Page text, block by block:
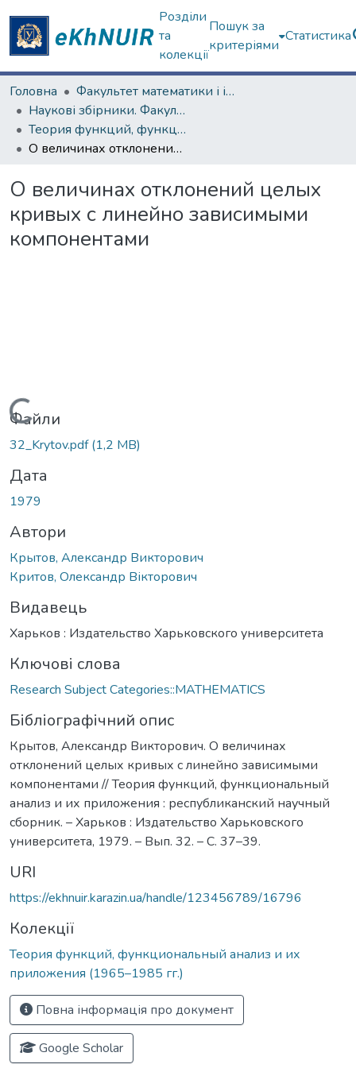
Розділи
та
колекції
Пошук за
критеріями
Статистика
Головна
Факультет математики і інформатики
Наукові збірники. Факультет математики і інформатики
Теория функций, функциональный анализ и их приложения (1965–1985 гг.)
О величинах отклонений целых кривых с линейно зависимыми компонентами
О величинах отклонений целых
кривых с линейно зависимыми
компонентами
Вантажиться...
Файли
32_Krytov.pdf(1,2 MB)
Дата
1979
Автори
Крытов, Александр Викторович
Критов, Олександр Вікторович
Видавець
Харьков : Издательство Харьковского университета
Ключові слова
Research Subject Categories::MATHEMATICS
Бібліографічний опис
Крытов, Александр Викторович. О величинах
отклонений целых кривых с линейно зависимыми
компонентами // Теория функций, функциональный
анализ и их приложения : республиканский научный
сборник. – Харьков : Издательство Харьковского
университета, 1979. – Вып. 32. – С. 37–39.
URI
https://ekhnuir.karazin.ua/handle/123456789/16796
Колекції
Теория функций, функциональный анализ и их
приложения (1965–1985 гг.)
Повна інформація про документ
Google Scholar